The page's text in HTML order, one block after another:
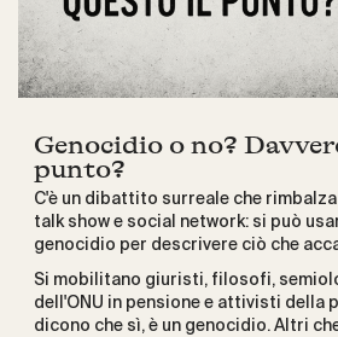
Genocidio o no?
punto?
C'è un dibattito surreale che
talk show e social network: si può
genocidio per descrivere ciò che
Si mobilitano giuristi, filosofi,
dell'ONU in pensione e attivisti della
dicono che sì, è un genocidio. Altri